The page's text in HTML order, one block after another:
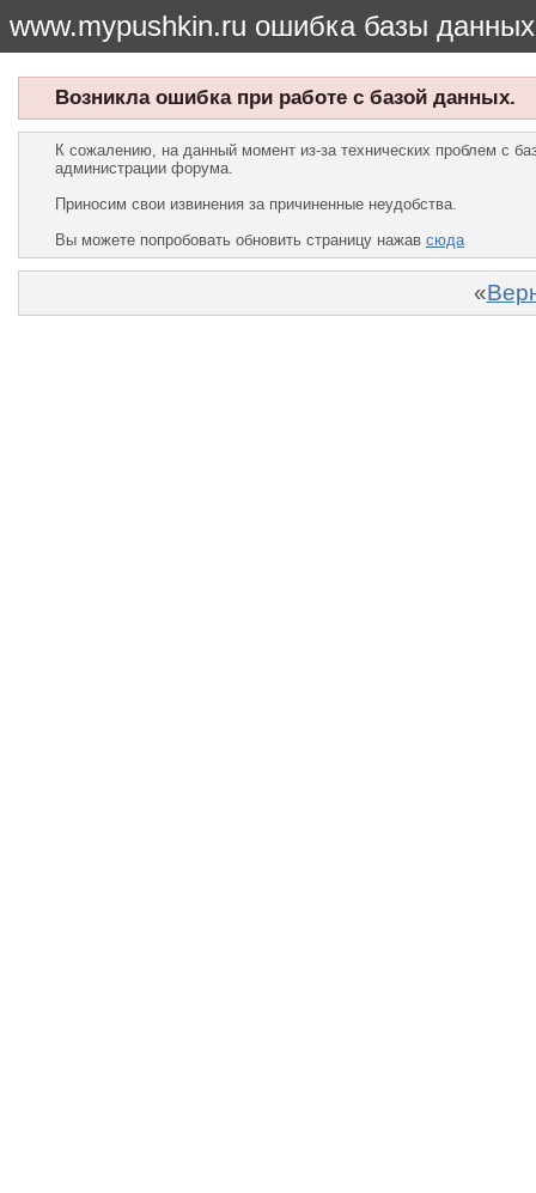
www.mypushkin.ru ошибка базы данных
Возникла ошибка при работе с базой данных.
К сожалению, на данный момент из-за технических проблем с
администрации форума.
Приносим свои извинения за причиненные неудобства.
Вы можете попробовать обновить страницу нажав сюда
«